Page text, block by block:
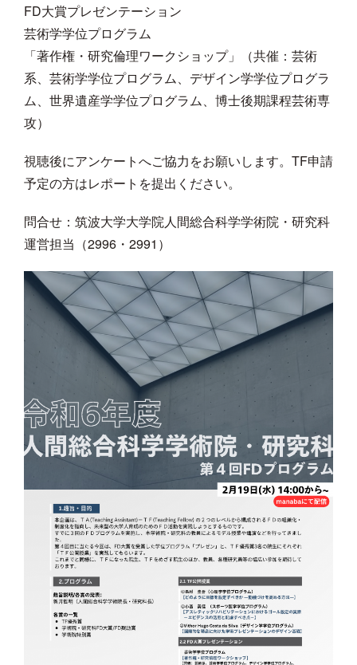
FD大賞プレゼンテーション
芸術学学位プログラム
「著作権・研究倫理ワークショップ」（共催：芸術
系、芸術学学位プログラム、デザイン学学位プログラ
ム、世界遺産学学位プログラム、博士後期課程芸術専
攻）
視聴後にアンケートへご協力をお願いします。TF申請
予定の方はレポートを提出ください。
問合せ：筑波大学大学院人間総合科学学術院・研究科
運営担当（2996・2991）